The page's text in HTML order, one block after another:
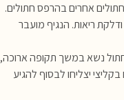
אחרים בהרפס חתולים.
ודלקת ריאות. הנגיף מועבר
נשא במשך תקופה ארוכה,
יצליחו לבסוף להגיע